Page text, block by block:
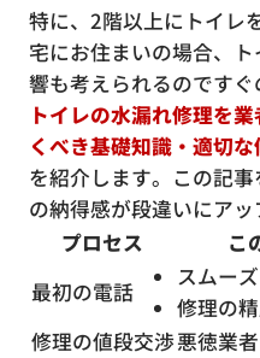
特に、2階以上にトイレ
宅にお住まいの場合、
響も考えられるのですぐ
トイレの水漏れ修理を
くべき基礎知識・適切
を紹介します。この記
の納得感が段違いにアッ
プロセス
こ
最初の電話
スムー
修理の
修理の値段交渉悪徳業